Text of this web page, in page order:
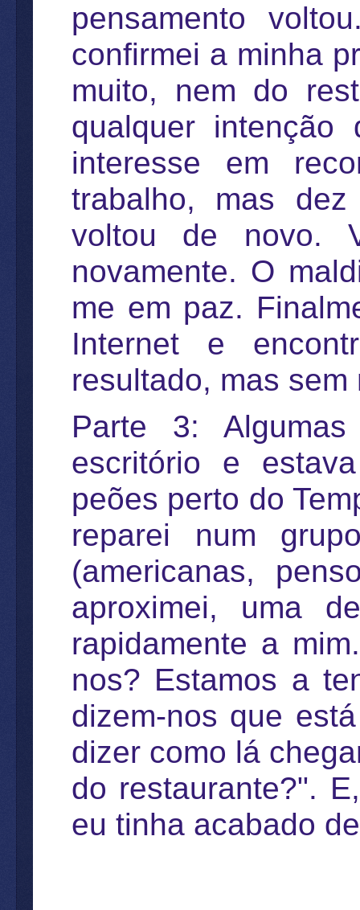
pensamento
confirmei a minha
muito, nem do
qualquer
interesse em
trabalho, mas
voltou de novo.
novamente. O
me em paz.
Internet e
resultado, mas
Parte 3:
escritório e
peões perto do
reparei num
(americanas,
aproximei, uma
rapidamente a
nos? Estamos a
dizem-nos que
dizer como lá
do restaurante?".
eu tinha acabado